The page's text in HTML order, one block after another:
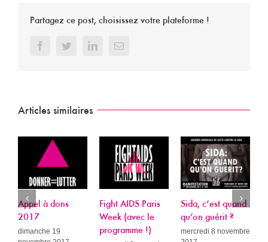
Partagez ce post, choisissez votre plateforme !
FacebookTwitterLinkedInEmail
Articles similaires
Appel à dons
2017
dimanche 19
Fight AIDS Paris
Week (avec le
programme !)
Sida, c’est quand
qu’on guérit ?
mercredi 8 novembre